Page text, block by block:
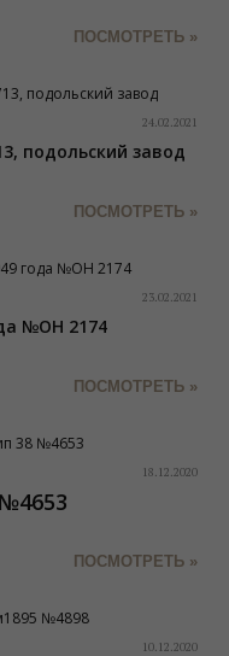
ПОСМОТРЕТЬ »
24.02.2021
подольский завод
ПОСМОТРЕТЬ »
23.02.2021
№ОН 2174
ПОСМОТРЕТЬ »
18.12.2020
ПОСМОТРЕТЬ »
10.12.2020